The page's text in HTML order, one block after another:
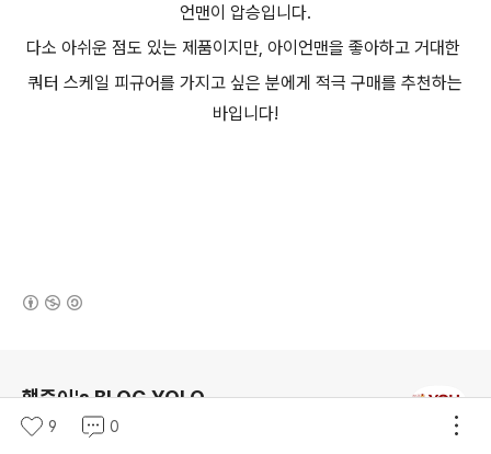
언맨이 압승입니다.
다소 아쉬운 점도 있는 제품이지만, 아이언맨을 좋아하고 거대한
쿼터 스케일 피규어를 가지고 싶은 분에게 적극 구매를 추천하는
바입니다!
행중이's BLOG YOLO
YOU ONLY LIVE ONCE
9 0